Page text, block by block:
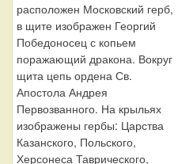
расположен Московский герб,
в щите изображен Георгий
Победоносец с копьем
поражающий дракона. Вокруг
щита цепь ордена Св.
Апостола Андрея
Первозванного. На крыльях
изображены гербы: Царства
Казанского, Польского,
Херсонеса Таврического,